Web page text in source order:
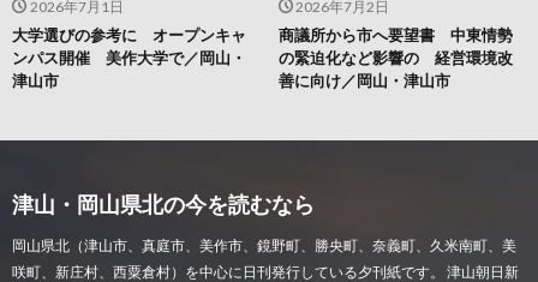
2026年7月2日
商議所から市へ要望書 中東情勢
の緊迫化など影響の 経営環境改
善に向け／岡山・津山市
2026年7月1日
大学選びの参考に オープンキャ
ンパス開催 美作大学で／岡山・
津山市
津山・岡山県北の今を読むなら
岡山県北（津山市、真庭市、美作市、鏡野町、勝央町、奈義町、久米南町、美
咲町、新庄村、西粟倉村）を中心に日刊発行している夕刊紙です。 津山朝日新